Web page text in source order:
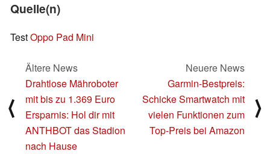
Quelle(n)
TestOppo Pad Mini
⟨
Ältere News
Drahtlose Mähroboter
mit bis zu 1.369 Euro
Ersparnis: Hol dir mit
ANTHBOT das Stadion
nach Hause
Neuere News
Garmin-Bestpreis:
Schicke Smartwatch mit
vielen Funktionen zum
Top-Preis bei Amazon
⟩